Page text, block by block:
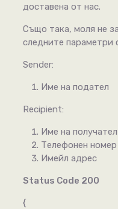
доставена от нас.
Също така, моля не
следните параметри
Sender:
Име на подател
Recipient:
Име на получател
Телефонен номер
Имейл адрес
Status Code 200
{